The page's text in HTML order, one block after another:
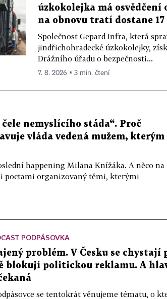
úzkokolejka má osvědčení
na obnovu tratí dostane
Společnost Gepard Infra, která
jindřichohradecké úzkokolejky,
Drážního úřadu o bezpečnosti...
7. 8. 2026 ▪ 3 min. čtení
nemyslícího stáda“. Proč
vláda vedená mužem, kterým
happening Milana Knížáka. A něco na
poctami organizovaný těmi, kterými
PODPÁSOVKA
problém. V Česku se chystají
blokují politickou reklamu. A
se tentokrát věnujeme tématu, o